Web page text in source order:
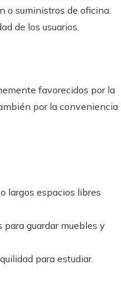
o suministros de oficina.
de los usuarios.
favorecidos por la
por la conveniencia
largos espacios libres
para guardar muebles y
para estudiar.